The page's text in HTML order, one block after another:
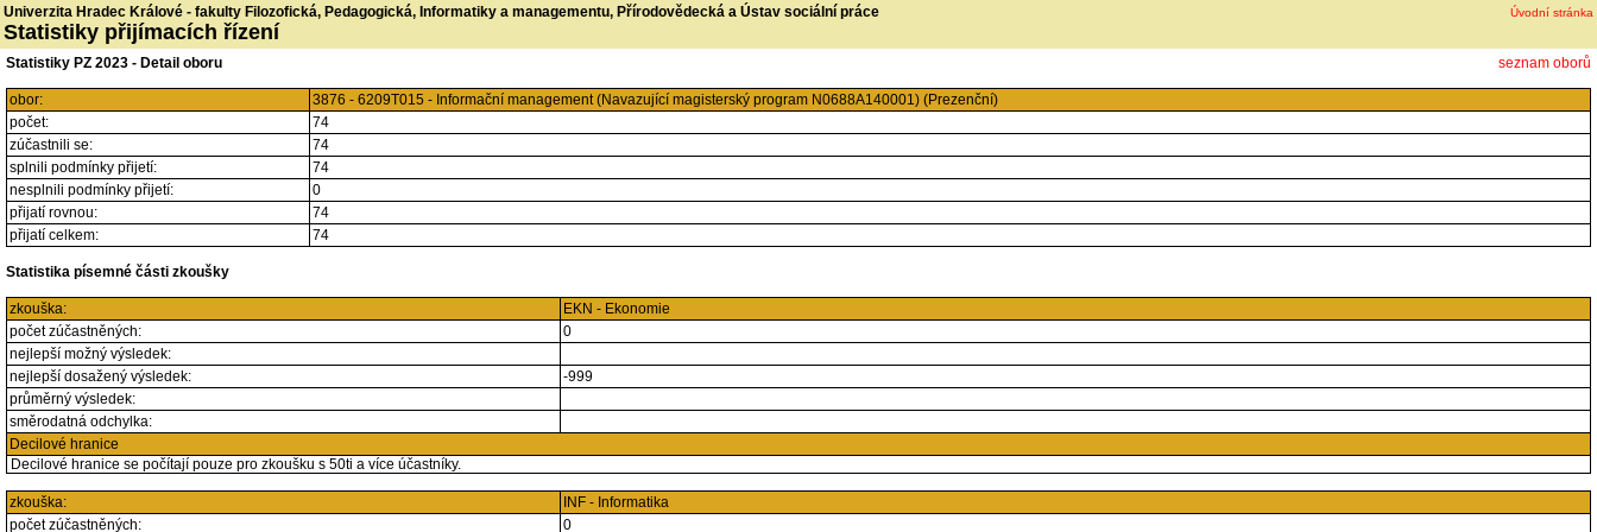
Univerzita Hradec Králové - fakulty Filozofická, Pedagogická, Informatiky a managementu, Přírodovědecká a Ústav sociální práce
Statistiky přijímacích řízení
Úvodní stránka
seznam oborů
Statistiky PZ 2023 - Detail oboru
obor:
3876 - 6209T015 - Informační management (Navazující magisterský program N0688A140001) (Prezenční)
počet:
74
zúčastnili se:
74
splnili podmínky přijetí:
74
nesplnili podmínky přijetí:
0
přijatí rovnou:
74
přijatí celkem:
74
Statistika písemné části zkoušky
zkouška:
EKN - Ekonomie
počet zúčastněných:
0
nejlepší možný výsledek:
nejlepší dosažený výsledek:
-999
průměrný výsledek:
směrodatná odchylka:
Decilové hranice
Decilové hranice se počítají pouze pro zkoušku s 50ti a více účastníky.
zkouška:
INF - Informatika
počet zúčastněných:
0